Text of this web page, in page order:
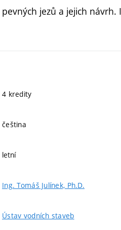
pevných jezů a jejich
4 kredity
čeština
letní
Ing. Tomáš Julínek, Ph.D.
Ústav vodních staveb